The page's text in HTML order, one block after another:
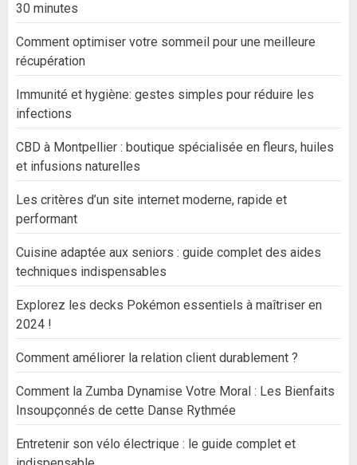
30 minutes
Comment optimiser votre sommeil pour une meilleure
récupération
Immunité et hygiène: gestes simples pour réduire les
infections
CBD à Montpellier : boutique spécialisée en fleurs, huiles
et infusions naturelles
Les critères d’un site internet moderne, rapide et
performant
Cuisine adaptée aux seniors : guide complet des aides
techniques indispensables
Explorez les decks Pokémon essentiels à maîtriser en
2024 !
Comment améliorer la relation client durablement ?
Comment la Zumba Dynamise Votre Moral : Les Bienfaits
Insoupçonnés de cette Danse Rythmée
Entretenir son vélo électrique : le guide complet et